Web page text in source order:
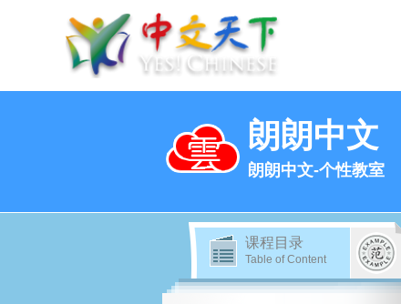
朗朗中文
朗朗中文-个性教室
课程目录
Table of Content